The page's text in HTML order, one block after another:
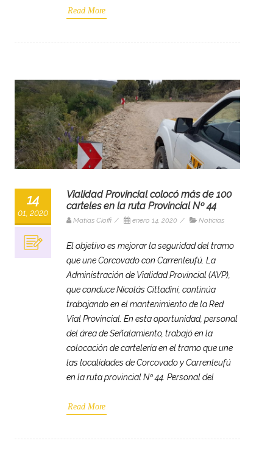
Read More
14
01, 2020
Vialidad Provincial colocó más de 100
carteles en la ruta Provincial Nº 44
Matias Cioffi / enero 14, 2020 / Noticias
El objetivo es mejorar la seguridad del tramo
que une Corcovado con Carrenleufú. La
Administración de Vialidad Provincial (AVP),
que conduce Nicolás Cittadini, continúa
trabajando en el mantenimiento de la Red
Vial Provincial. En esta oportunidad, personal
del área de Señalamiento, trabajó en la
colocación de cartelería en el tramo que une
las localidades de Corcovado y Carrenleufú
en la ruta provincial Nº 44. Personal del
Read More